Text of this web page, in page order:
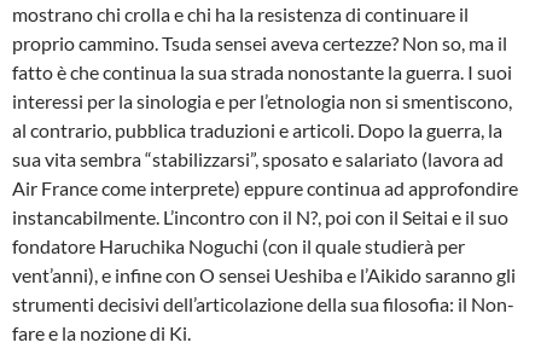
mostrano chi crolla e chi ha la resistenza di continuare il
proprio cammino. Tsuda sensei aveva certezze? Non so, ma il
fatto è che continua la sua strada nonostante la guerra. I suoi
interessi per la sinologia e per l’etnologia non si smentiscono,
al contrario, pubblica traduzioni e articoli. Dopo la guerra, la
sua vita sembra “stabilizzarsi”, sposato e salariato (lavora ad
Air France come interprete) eppure continua ad approfondire
instancabilmente. L’incontro con il N?, poi con il Seitai e il suo
fondatore Haruchika Noguchi (con il quale studierà per
vent’anni), e infine con O sensei Ueshiba e l’Aikido saranno gli
strumenti decisivi dell’articolazione della sua filosofia: il Non-
fare e la nozione di Ki.